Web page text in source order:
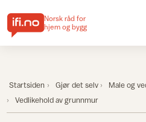
Norsk råd for
hjem og bygg
Startsiden Gjør det selv
Male og
Vedlikehold av grunnmur